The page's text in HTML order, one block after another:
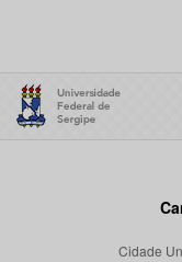
Cidade